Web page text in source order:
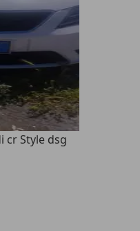
cr Style dsg